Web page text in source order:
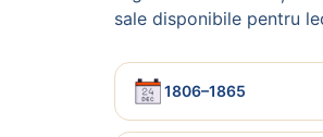
sale disponibile pentru
1806–1865